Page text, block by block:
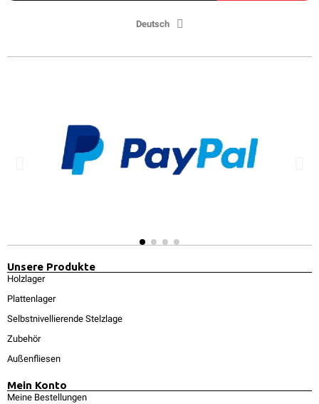
Deutsch
Unsere Produkte
Holzlager
Plattenlager
Selbstnivellierende Stelzlage
Zubehör
Außenfliesen
Mein Konto
Meine Bestellungen